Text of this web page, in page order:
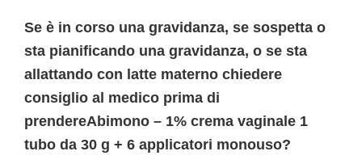
Se è in corso una gravidanza, se sospetta o
sta pianificando una gravidanza, o se sta
allattando con latte materno chiedere
consiglio al medico prima di
prendereAbimono – 1% crema vaginale 1
tubo da 30 g + 6 applicatori monouso?